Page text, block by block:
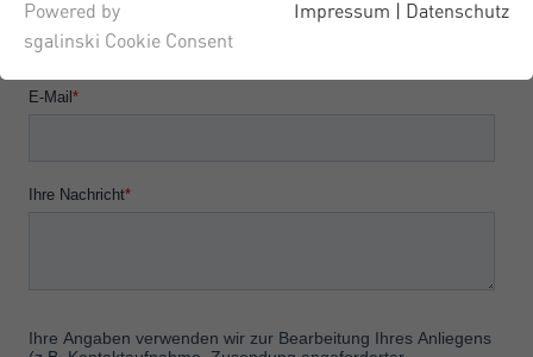
Powered by
sgalinski Cookie Consent
Impressum | Datenschutz